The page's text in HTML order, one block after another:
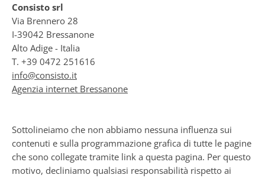
Consisto srl
Via Brennero 28
I-39042 Bressanone
Alto Adige - Italia
T. +39 0472 251616
info@consisto.it
Agenzia internet Bressanone
Sottolineiamo che non abbiamo nessuna influenza sui
contenuti e sulla programmazione grafica di tutte le pagine
che sono collegate tramite link a questa pagina. Per questo
motivo, decliniamo qualsiasi responsabilità rispetto ai